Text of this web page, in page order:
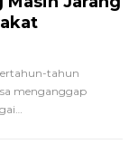
tahun
menganggap
…